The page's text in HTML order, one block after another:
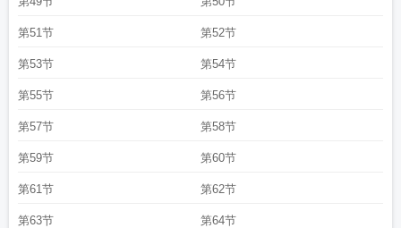
第51节 第52节
第53节 第54节
第55节 第56节
第57节 第58节
第59节 第60节
第61节 第62节
第63节 第64节